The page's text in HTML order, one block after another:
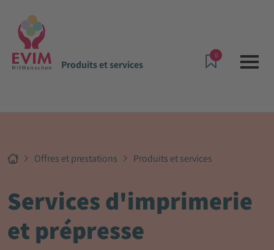
Produits et services
0
Offres et prestations Produits et services
Services d'imprimerie
et prépresse